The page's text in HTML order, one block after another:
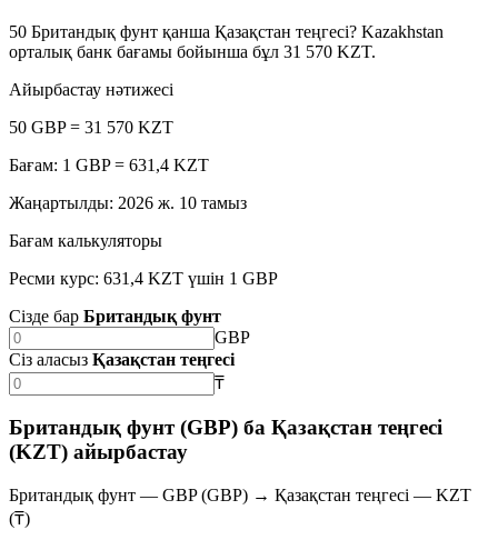
50 Британдық фунт қанша Қазақстан теңгесі? Kazakhstan
орталық банк бағамы бойынша бұл 31 570 KZT.
Айырбастау нәтижесі
50 GBP = 31 570 KZT
Бағам: 1 GBP = 631,4 KZT
Жаңартылды: 2026 ж. 10 тамыз
Бағам калькуляторы
Ресми курс: 631,4 KZT үшін 1 GBP
Сізде бар Британдық фунт
GBP
Сіз аласыз Қазақстан теңгесі
₸
Британдық фунт (GBP) ба Қазақстан теңгесі
(KZT) айырбастау
Британдық фунт — GBP (GBP) → Қазақстан теңгесі — KZT
(₸)